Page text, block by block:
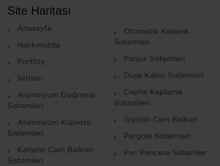
Site Haritası
Anasayfa
Hakkımızda
Portföy
İletişim
Alüminyum Doğrama
Sistemleri
Alüminyüm Küpeşte
Sistemleri
Katlanır Cam Balkon
Sistemleri
Otomatik Kepenk
Sistemleri
Panjur Sistemleri
Duşa Kabin Sistemleri
Cephe Kaplama
Sistemleri
Giyotin Cam Balkon
Pergole Sistemleri
Pvc Pencere Sistemler